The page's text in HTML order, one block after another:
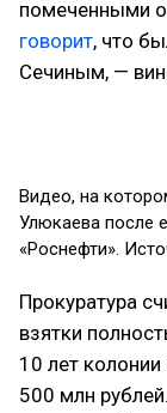
помеченными
говорит, что
Сечиным, —
Видео, на
Улюкаева после
«Роснефти».
Прокуратура
взятки
10 лет
500 млн